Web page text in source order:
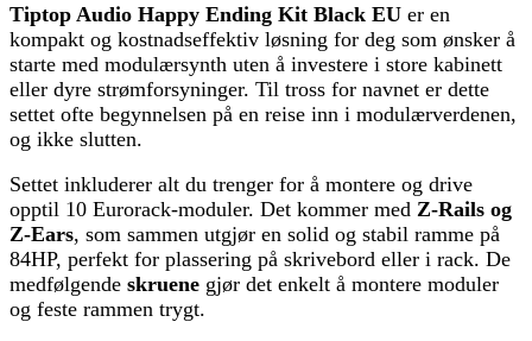
Tiptop Audio Happy Ending Kit Black EU er en
kompakt og kostnadseffektiv løsning for deg som ønsker å
starte med modulærsynth uten å investere i store kabinett
eller dyre strømforsyninger. Til tross for navnet er dette
settet ofte begynnelsen på en reise inn i modulærverdenen,
og ikke slutten.
Settet inkluderer alt du trenger for å montere og drive
opptil 10 Eurorack-moduler. Det kommer med Z-Rails og
Z-Ears, som sammen utgjør en solid og stabil ramme på
84HP, perfekt for plassering på skrivebord eller i rack. De
medfølgende skruene gjør det enkelt å montere moduler
og feste rammen trygt.